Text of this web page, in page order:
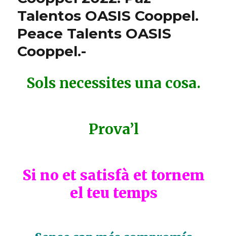
Talentos OASIS Cooppel.
Peace Talents OASIS
Cooppel.-
Sols necessites una cosa.
Prova’l
Si no et satisfà et tornem
el teu temps